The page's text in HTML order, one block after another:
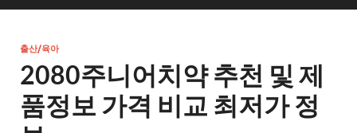
출산/육아
2080주니어치약 추천 및 제
품정보 가격 비교 최저가 정